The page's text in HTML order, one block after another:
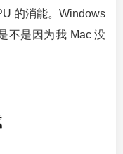
的消能。Windows
不是因为我 Mac 没